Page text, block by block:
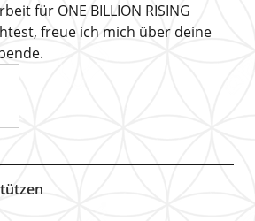
für ONE BILLION RISING
freue ich mich über deine